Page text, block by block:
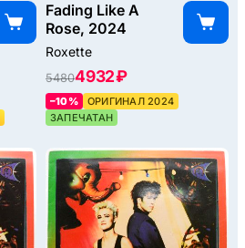
Fading Like A
Rose, 2024
Roxette
54804932 ₽
–10%
ОРИГИНАЛ 2024
ЗАПЕЧАТАН